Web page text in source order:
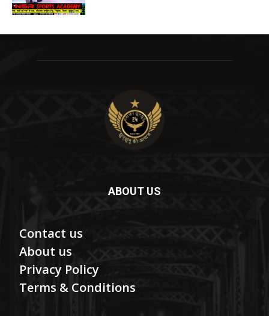
ABOUT US
Contact us
About us
Privacy Policy
Terms & Conditions